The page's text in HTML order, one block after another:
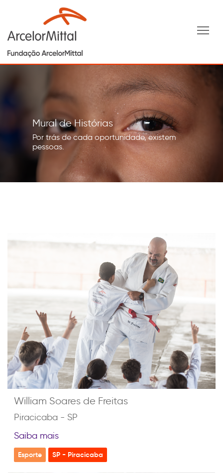
Mural de Histórias
Por trás de cada oportunidade, existem
pessoas.
William Soares de Freitas
Piracicaba - SP
Saiba mais
Esporte SP - Piracicaba